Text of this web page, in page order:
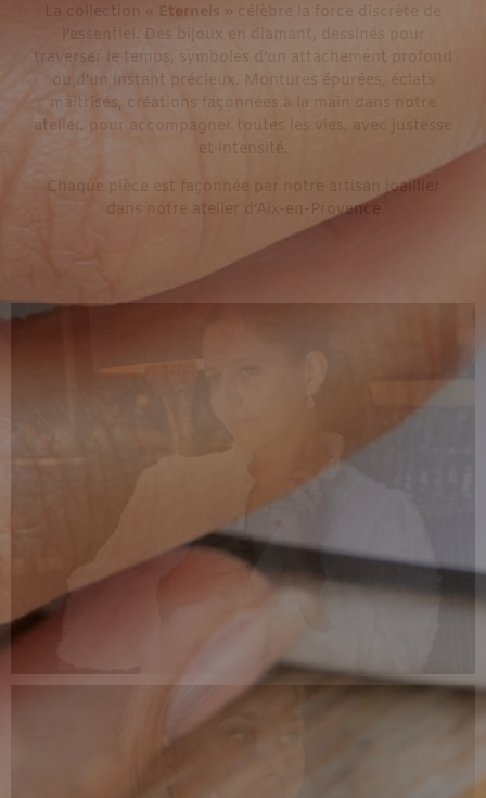
La collection « Éternels »
célèbre la force discrète de
l’essentiel. Des bijoux en diamant, dessinés pour
traverser le temps, symboles d’un attachement profond
ou d’un instant précieux. Montures épurées, éclats
maîtrisés, créations façonnées à la main dans notre
atelier, pour accompagner toutes les vies, avec justesse
et intensité.
Chaque pièce est façonnée par notre artisan joaillier
dans notre atelier d’Aix-en-Provence